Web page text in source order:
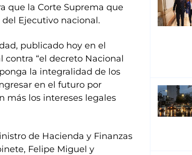
que la Corte Suprema que
Ejecutivo nacional.
publicado hoy en el
“el decreto Nacional
la integralidad de los
en el futuro por
más los intereses legales
de Hacienda y Finanzas
Felipe Miguel y